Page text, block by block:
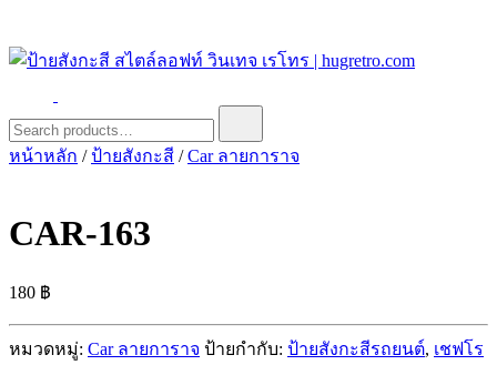
ป้ายสังกะสี สไตล์ลอฟท์ วินเทจ เรโทร | hugretro.com
ป้ายวินเทจ แต่งบ้าน ร้านกาแฟ ผับ โรงแรม ป้ายโค้ก เป็ปซี่เวสป้า
ฮาร์เล่ย์โฆษณาเก่าโบราณ มีราคาแบบสวยๆเพียบหรือสั่งทำโทร
O8664277II
for:
หน้าหลัก /ป้ายสังกะสี /Car ลายการาจ
CAR-163
180 ฿
หมวดหมู่: Car ลายการาจ ป้ายกำกับ: ป้ายสังกะสีรถยนต์, เชฟโร